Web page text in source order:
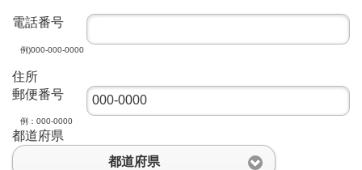
電話番号
例)000-000-0000
住所
郵便番号
例：000-0000
都道府県
都道府県